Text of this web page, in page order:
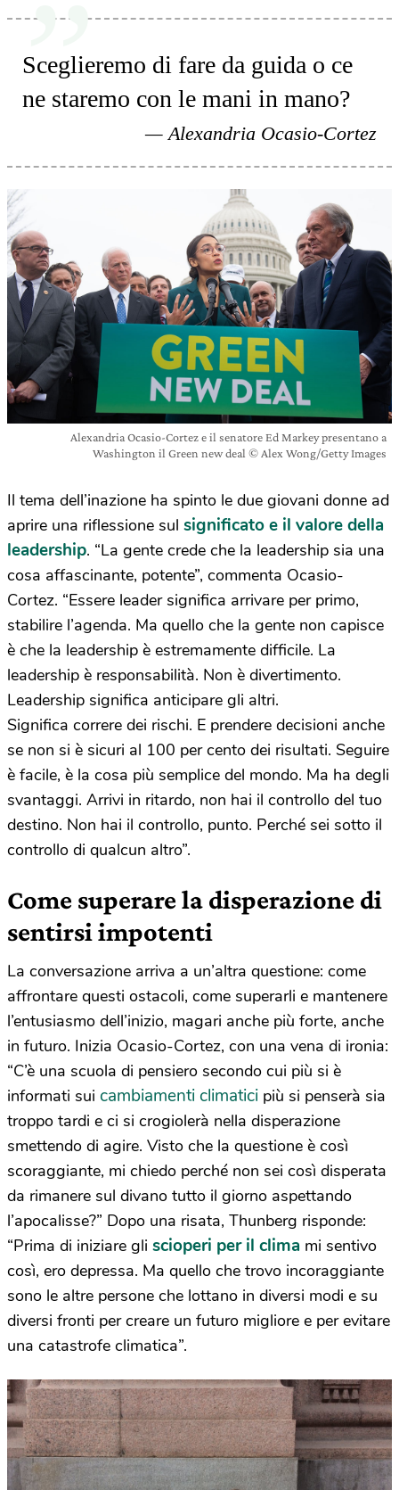
Sceglieremo di fare da guida o ce
ne staremo con le mani in mano?
Alexandria Ocasio-Cortez
Alexandria Ocasio-Cortez e il senatore Ed Markey presentano a
Washington il Green new deal © Alex Wong/Getty Images
Il tema dell’inazione ha spinto le due giovani donne ad
aprire una riflessione sul significato e il valore della
leadership. “La gente crede che la leadership sia una
cosa affascinante, potente”, commenta Ocasio-
Cortez. “Essere leader significa arrivare per primo,
stabilire l’agenda. Ma quello che la gente non capisce
è che la leadership è estremamente difficile. La
leadership è responsabilità. Non è divertimento.
Leadership significa anticipare gli altri.
Significa correre dei rischi. E prendere decisioni anche
se non si è sicuri al 100 per cento dei risultati. Seguire
è facile, è la cosa più semplice del mondo. Ma ha degli
svantaggi. Arrivi in ritardo, non hai il controllo del tuo
destino. Non hai il controllo, punto. Perché sei sotto il
controllo di qualcun altro”.
Come superare la disperazione di
sentirsi impotenti
La conversazione arriva a un’altra questione: come
affrontare questi ostacoli, come superarli e mantenere
l’entusiasmo dell’inizio, magari anche più forte, anche
in futuro. Inizia Ocasio-Cortez, con una vena di ironia:
“C’è una scuola di pensiero secondo cui più si è
informati sui cambiamenti climatici più si penserà sia
troppo tardi e ci si crogiolerà nella disperazione
smettendo di agire. Visto che la questione è così
scoraggiante, mi chiedo perché non sei così disperata
da rimanere sul divano tutto il giorno aspettando
l’apocalisse?” Dopo una risata, Thunberg risponde:
“Prima di iniziare gli scioperi per il clima mi sentivo
così, ero depressa. Ma quello che trovo incoraggiante
sono le altre persone che lottano in diversi modi e su
diversi fronti per creare un futuro migliore e per evitare
una catastrofe climatica”.